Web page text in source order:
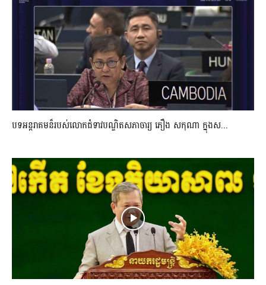
បទអន្តរាគមន៏របស់លោកជំទាវបណ្ឌិតសភាចារ្យ ភឿង សកុណា ក្នុងស...